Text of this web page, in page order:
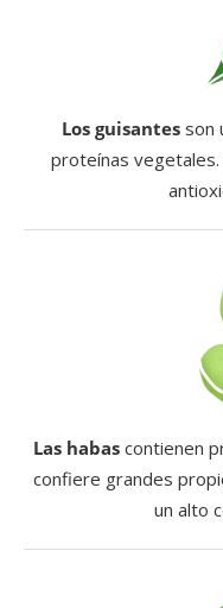
Los guisantesson
proteínas
Las habas contienen
confiere grandes
un alto